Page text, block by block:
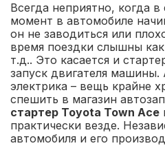
Всегда неприятно, когда
момент в автомобиле
он не заводиться или
время поездки слышны
т.д.. Это касается и
запуск двигателя машины.
электрика – вещь крайне
спешить в магазин
стартер Toyota Town Ace
практически везде.
автомобиля и его